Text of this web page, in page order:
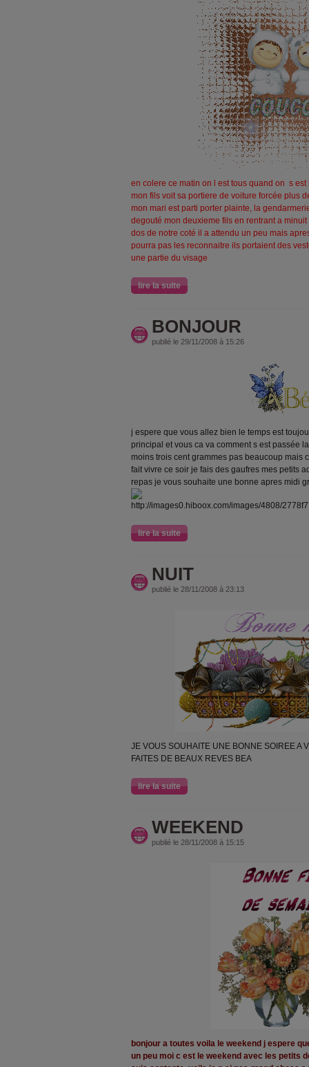
en colere ce matin on l est tous quand on s
mon fils voit sa portiere de voiture forcée plus
mon mari est parti porter plainte, la
degouté mon deuxieme fils en rentrant a
dos de notre coté il a attendu un peu mais
pourra pas les reconnaitre ils portaient des
une partie du visage
lire la suite
BONJOUR
publié le 29/11/2008 à 15:26
j espere que vous allez bien le temps est
principal et vous ca va comment s est passée
moins trois cent grammes pas beaucoup mais
fait vivre ce soir je fais des gaufres mes petits
repas je vous souhaite une bonne apres
lire la suite
NUIT
publié le 28/11/2008 à 23:13
JE VOUS SOUHAITE UNE BONNE SOIREE A
FAITES DE BEAUX REVES BEA
lire la suite
WEEKEND
publié le 28/11/2008 à 15:15
bonjour a toutes voila le weekend j espere
un peu moi c est le weekend avec les petits